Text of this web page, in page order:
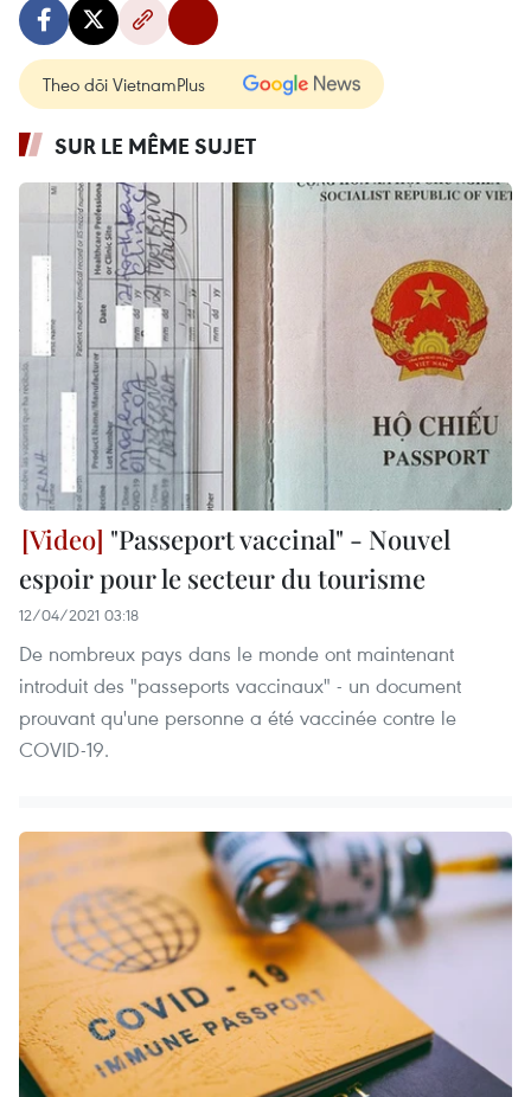
Theo dõi VietnamPlus
SUR LE MÊME SUJET
"Passeport vaccinal" - Nouvel
espoir pour le secteur du tourisme
12/04/2021 03:18
De nombreux pays dans le monde ont maintenant
introduit des "passeports vaccinaux" - un document
prouvant qu'une personne a été vaccinée contre le
COVID-19.